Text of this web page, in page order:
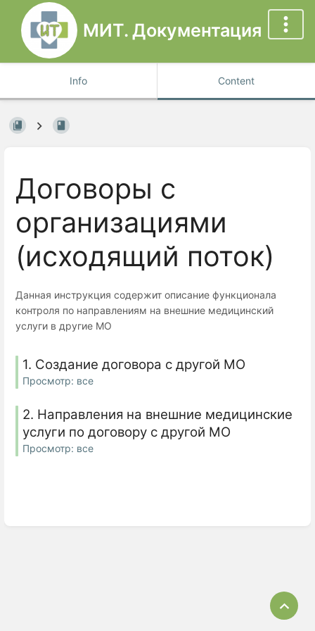
МИТ. Документация
Info Content
Договоры с
организациями
(исходящий поток)
Данная инструкция содержит описание функционала
контроля по направлениям на внешние медицинский
услуги в другие МО
1. Создание договора с другой МО
Просмотр: все
2. Направления на внешние медицинские
услуги по договору с другой МО
Просмотр: все